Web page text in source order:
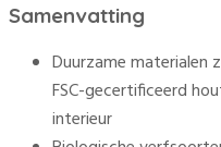
Samenvatting
Duurzame materialen
FSC-gecertificeerd
interieur